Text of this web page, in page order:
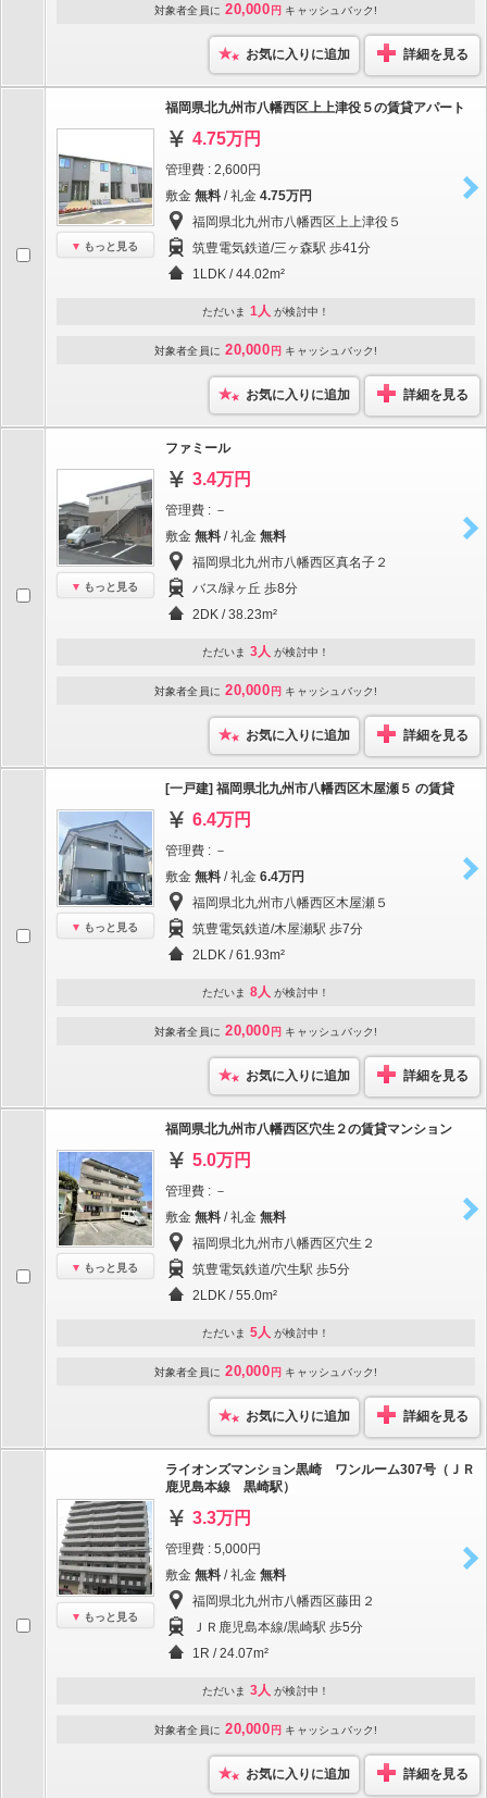
対象者全員に 20,000 円 キャッシュバック!
お気に入りに追加 詳細を見る
もっと見る
福岡県北九州市八幡西区上上津役５の賃貸アパート
4.75万円
管理費 : 2,600円
敷金 無料 / 礼金 4.75万円
福岡県北九州市八幡西区上上津役５
筑豊電気鉄道/三ヶ森駅 歩41分
1LDK / 44.02m²
ただいま 1人 が検討中！
対象者全員に 20,000 円 キャッシュバック!
お気に入りに追加 詳細を見る
もっと見る
ファミール
3.4万円
管理費 : －
敷金 無料 / 礼金 無料
福岡県北九州市八幡西区真名子２
バス/緑ヶ丘 歩8分
2DK / 38.23m²
ただいま 3人 が検討中！
対象者全員に 20,000 円 キャッシュバック!
お気に入りに追加 詳細を見る
もっと見る
[一戸建] 福岡県北九州市八幡西区木屋瀬５ の賃貸
6.4万円
管理費 : －
敷金 無料 / 礼金 6.4万円
福岡県北九州市八幡西区木屋瀬５
筑豊電気鉄道/木屋瀬駅 歩7分
2LDK / 61.93m²
ただいま 8人 が検討中！
対象者全員に 20,000 円 キャッシュバック!
お気に入りに追加 詳細を見る
もっと見る
福岡県北九州市八幡西区穴生２の賃貸マンション
5.0万円
管理費 : －
敷金 無料 / 礼金 無料
福岡県北九州市八幡西区穴生２
筑豊電気鉄道/穴生駅 歩5分
2LDK / 55.0m²
ただいま 5人 が検討中！
対象者全員に 20,000 円 キャッシュバック!
お気に入りに追加 詳細を見る
もっと見る
ライオンズマンション黒崎 ワンルーム307号（ＪＲ
鹿児島本線 黒崎駅）
3.3万円
管理費 : 5,000円
敷金 無料 / 礼金 無料
福岡県北九州市八幡西区藤田２
ＪＲ鹿児島本線/黒崎駅 歩5分
1R / 24.07m²
ただいま 3人 が検討中！
対象者全員に 20,000 円 キャッシュバック!
お気に入りに追加 詳細を見る